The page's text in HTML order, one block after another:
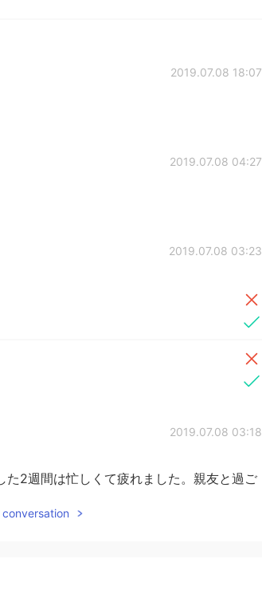
2019.07.08 18:07
2019.07.08 04:27
2019.07.08 03:23
2019.07.08 03:18
2週間は忙しくて疲れました。親友と過ご